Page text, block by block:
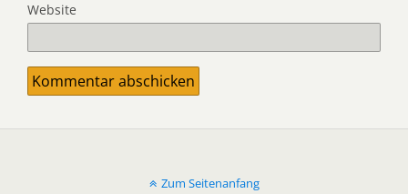
Website
Zum Seitenanfang